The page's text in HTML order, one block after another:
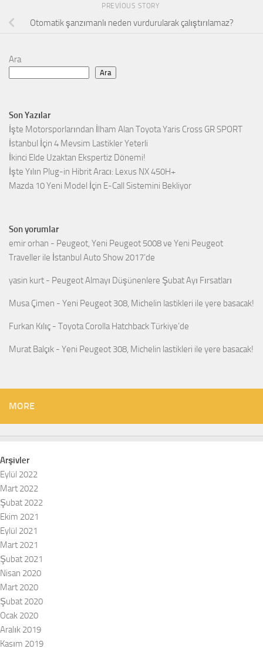
PREVIOUS STORY
Otomatik şanzımanlı neden vurdurularak çalıştırılamaz?
Ara
Ara
Son Yazılar
İşte Motorsporlarından İlham Alan Toyota Yaris Cross GR SPORT
İstanbul İçin 4 Mevsim Lastikler Yeterli
İkinci Elde Uzaktan Ekspertiz Dönemi!
İşte Yılın Plug-in Hibrit Aracı: Lexus NX 450H+
Mazda 10 Yeni Model İçin E-Call Sistemini Bekliyor
Son yorumlar
emir orhan - Peugeot, Yeni Peugeot 5008 ve Yeni Peugeot
Traveller ile İstanbul Auto Show 2017’de
yasin kurt - Peugeot Almayı Düşünenlere Şubat Ayı Fırsatları
Musa Çimen - Yeni Peugeot 308, Michelin lastikleri ile yere basacak!
Furkan Kılıç - Toyota Corolla Hatchback Türkiye’de
Murat Balçık - Yeni Peugeot 308, Michelin lastikleri ile yere basacak!
MORE
Arşivler
Eylül 2022
Mart 2022
Şubat 2022
Ekim 2021
Eylül 2021
Mart 2021
Şubat 2021
Nisan 2020
Mart 2020
Şubat 2020
Ocak 2020
Aralık 2019
Kasım 2019